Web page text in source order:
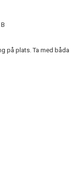
på plats. Ta med båda